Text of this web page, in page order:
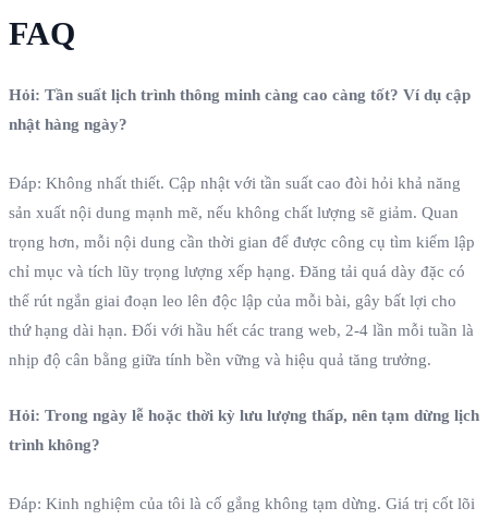
FAQ
Hỏi: Tần suất lịch trình thông minh càng cao càng tốt? Ví dụ cập
nhật hàng ngày?
Đáp: Không nhất thiết. Cập nhật với tần suất cao đòi hỏi khả năng
sản xuất nội dung mạnh mẽ, nếu không chất lượng sẽ giảm. Quan
trọng hơn, mỗi nội dung cần thời gian để được công cụ tìm kiếm lập
chỉ mục và tích lũy trọng lượng xếp hạng. Đăng tải quá dày đặc có
thể rút ngắn giai đoạn leo lên độc lập của mỗi bài, gây bất lợi cho
thứ hạng dài hạn. Đối với hầu hết các trang web, 2‑4 lần mỗi tuần là
nhịp độ cân bằng giữa tính bền vững và hiệu quả tăng trưởng.
Hỏi: Trong ngày lễ hoặc thời kỳ lưu lượng thấp, nên tạm dừng lịch
trình không?
Đáp: Kinh nghiệm của tôi là cố gắng không tạm dừng. Giá trị cốt lõi